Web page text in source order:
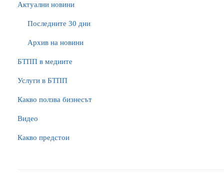
Актуални новини
Последните 30 дни
Архив на новини
БTПП в медиите
Услуги в БТПП
Какво ползва бизнесът
Видео
Какво предстои